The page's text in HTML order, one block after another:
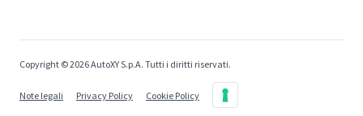
Copyright © 2026 AutoXY S.p.A. Tutti i diritti riservati.
Note legali Privacy Policy Cookie Policy